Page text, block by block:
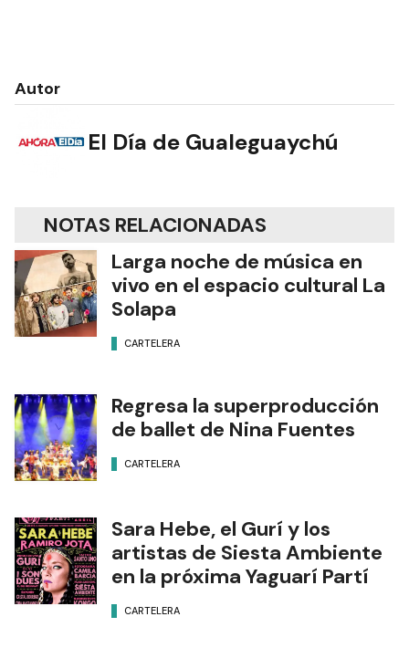
Autor
El Día de Gualeguaychú
NOTAS RELACIONADAS
Larga noche de música en
vivo en el espacio cultural La
Solapa
CARTELERA
Regresa la superproducción
de ballet de Nina Fuentes
CARTELERA
Sara Hebe, el Gurí y los
artistas de Siesta Ambiente
en la próxima Yaguarí Partí
CARTELERA